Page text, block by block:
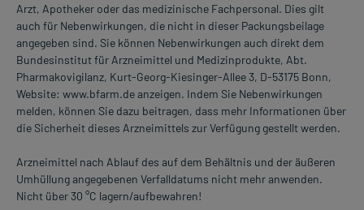
Arzt, Apotheker oder das medizinische Fachpersonal. Dies gilt
auch für Nebenwirkungen, die nicht in dieser Packungsbeilage
angegeben sind. Sie können Nebenwirkungen auch direkt dem
Bundesinstitut für Arzneimittel und Medizinprodukte, Abt.
Pharmakovigilanz, Kurt-Georg-Kiesinger-Allee 3, D-53175 Bonn,
Website: www.bfarm.de anzeigen. Indem Sie Nebenwirkungen
melden, können Sie dazu beitragen, dass mehr Informationen über
die Sicherheit dieses Arzneimittels zur Verfügung gestellt werden.
Arzneimittel nach Ablauf des auf dem Behältnis und der äußeren
Umhüllung angegebenen Verfalldatums nicht mehr anwenden.
Nicht über 30 °C lagern/aufbewahren!